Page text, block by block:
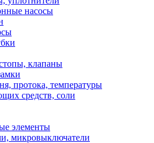
насосы
клапаны
протока, температуры
средств, соли
элементы
микровыключатели